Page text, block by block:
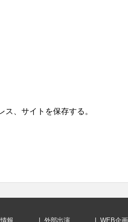
、サイトを保存する。
情報 外部出演 WEB